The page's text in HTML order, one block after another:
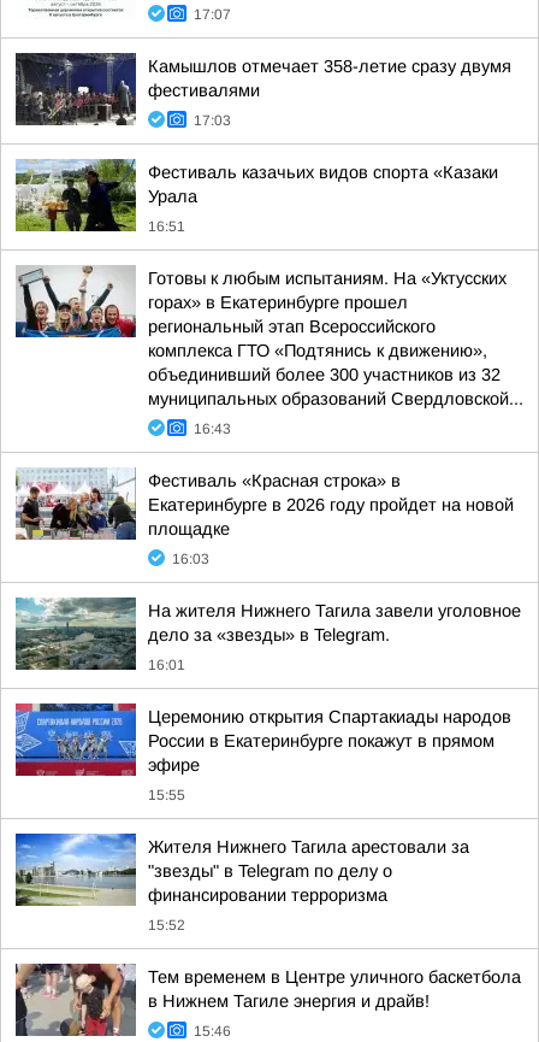
17:07
Камышлов отмечает 358-летие сразу двумя
фестивалями
17:03
Фестиваль казачьих видов спорта «Казаки
Урала
16:51
Готовы к любым испытаниям. На «Уктусских
горах» в Екатеринбурге прошел
региональный этап Всероссийского
комплекса ГТО «Подтянись к движению»,
объединивший более 300 участников из 32
муниципальных образований Свердловской...
16:43
Фестиваль «Красная строка» в
Екатеринбурге в 2026 году пройдет на новой
площадке
16:03
На жителя Нижнего Тагила завели уголовное
дело за «звезды» в Telegram.
16:01
Церемонию открытия Спартакиады народов
России в Екатеринбурге покажут в прямом
эфире
15:55
Жителя Нижнего Тагила арестовали за
"звезды" в Telegram по делу о
финансировании терроризма
15:52
Тем временем в Центре уличного баскетбола
в Нижнем Тагиле энергия и драйв!
15:46